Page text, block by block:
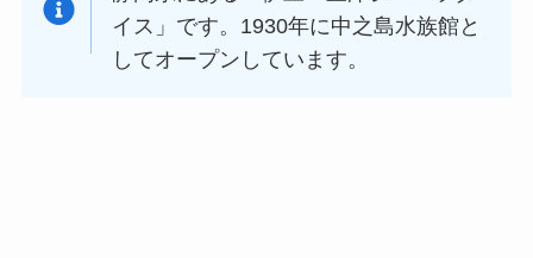
イス」です。1930年に中之島水族館と
してオープンしています。